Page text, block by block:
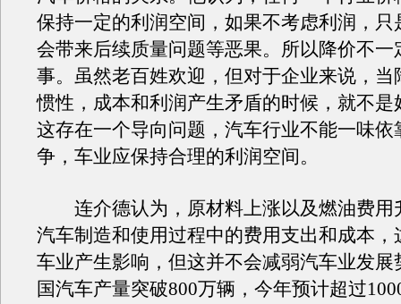
保持一定的利润空间，如果不考虑利润，只
会带来后续质量问题等恶果。所以降价不一
事。虽然老百姓欢迎，但对于企业来说，当
惯性，成本和利润产生矛盾的时候，就不是
这存在一个导向问题，汽车行业不能一味依
争，车业应保持合理的利润空间。
连介德认为，原材料上涨以及燃油费用
汽车制造和使用过程中的费用支出和成本，
车业产生影响，但这并不会减弱汽车业发展
国汽车产量突破800万辆，今年预计超过